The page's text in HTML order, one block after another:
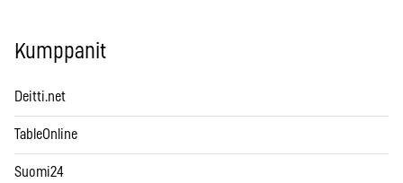
Kumppanit
Deitti.net
TableOnline
Suomi24